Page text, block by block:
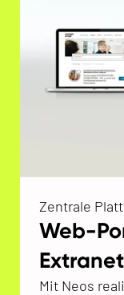
Zentrale
Web-
Mit Neos